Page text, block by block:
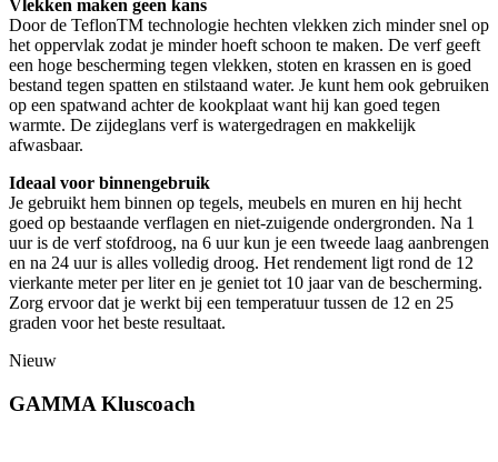
Vlekken maken geen kans
Door de TeflonTM technologie hechten vlekken zich minder snel op
het oppervlak zodat je minder hoeft schoon te maken. De verf geeft
een hoge bescherming tegen vlekken, stoten en krassen en is goed
bestand tegen spatten en stilstaand water. Je kunt hem ook gebruiken
op een spatwand achter de kookplaat want hij kan goed tegen
warmte. De zijdeglans verf is watergedragen en makkelijk
afwasbaar.
Ideaal voor binnengebruik
Je gebruikt hem binnen op tegels, meubels en muren en hij hecht
goed op bestaande verflagen en niet-zuigende ondergronden. Na 1
uur is de verf stofdroog, na 6 uur kun je een tweede laag aanbrengen
en na 24 uur is alles volledig droog. Het rendement ligt rond de 12
vierkante meter per liter en je geniet tot 10 jaar van de bescherming.
Zorg ervoor dat je werkt bij een temperatuur tussen de 12 en 25
graden voor het beste resultaat.
Nieuw
GAMMA Kluscoach